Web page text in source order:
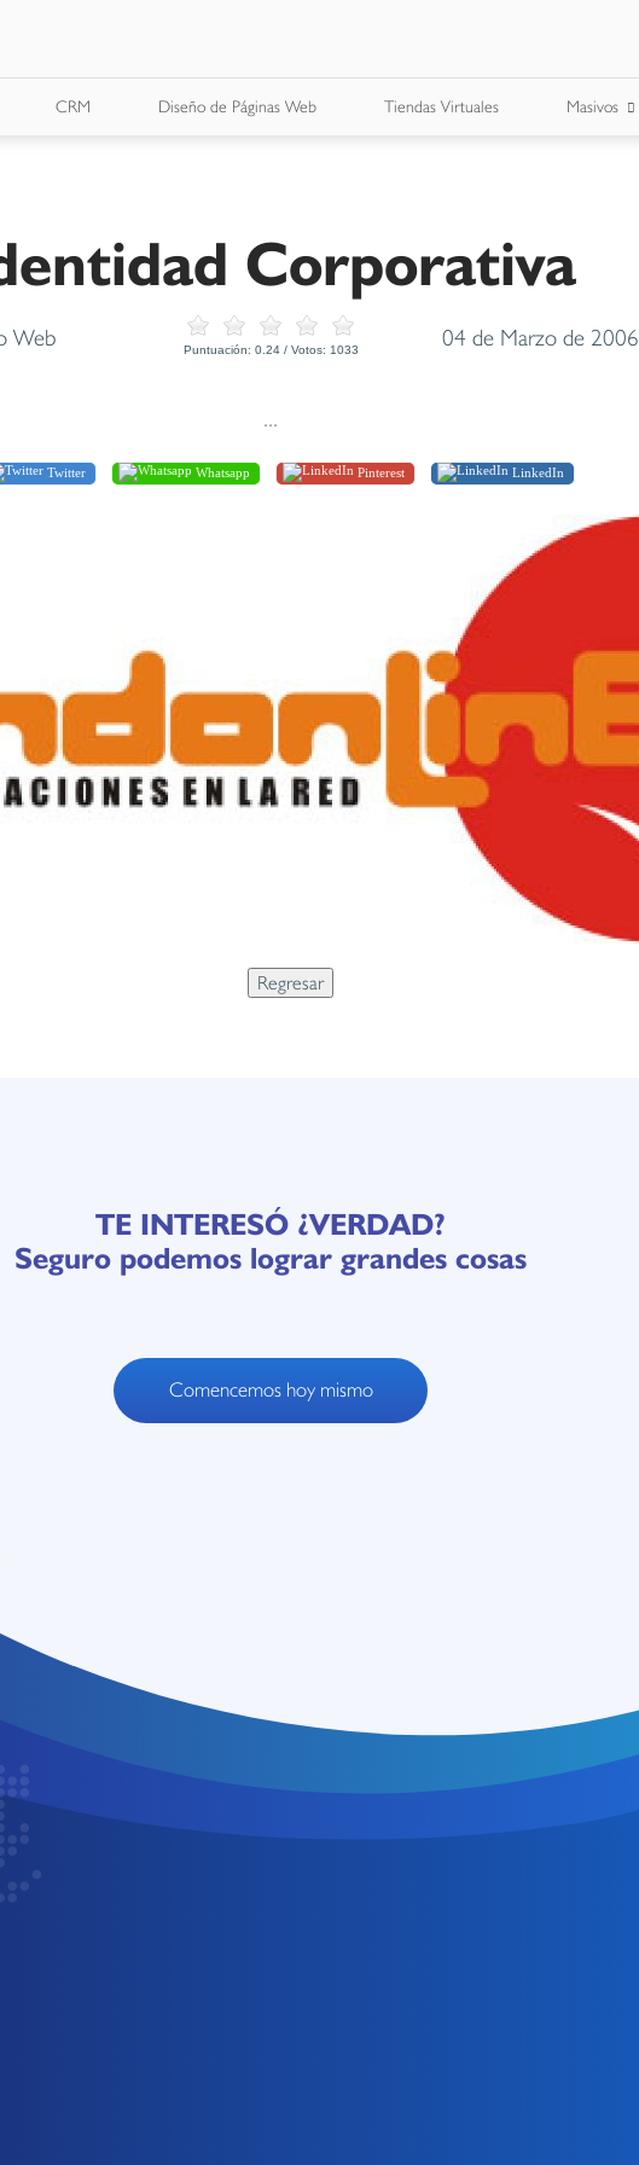
CRM Diseño de Páginas Web Tiendas Virtuales Masivos
Corporativa
Web Puntuación: 0.24/ Votos: 1033 04 de Marzo de 2006
...
Twitter Whatsapp Pinterest LinkedIn
TE INTERESÓ ¿VERDAD?
Seguro podemos lograr grandes cosas
Comencemos hoy mismo